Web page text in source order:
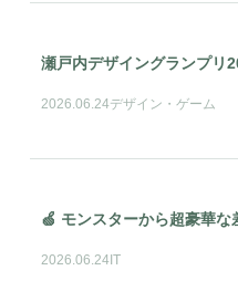
瀬戸内デザイングランプリ
2026.06.24デザイン・ゲーム
🍏 モンスターから超豪華な
2026.06.24IT